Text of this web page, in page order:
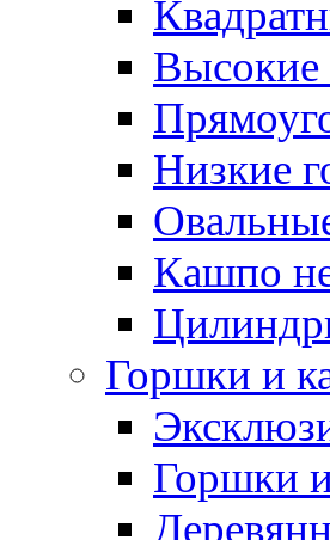
Низкие
Кашпо
Горшки и
Горшки